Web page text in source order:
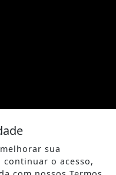
sua
continuar o acesso,